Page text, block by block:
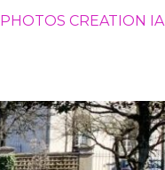
PHOTOS CREATION IA